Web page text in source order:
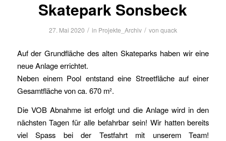
Skatepark Sonsbeck
27. Mai 2020 / in Projekte_Archiv / von quack
Auf der Grundfläche des alten Skateparks haben wir eine
neue Anlage errichtet.
Neben einem Pool entstand eine Streetfläche auf einer
Gesamtfläche von ca. 670 m².
Die VOB Abnahme ist erfolgt und die Anlage wird in den
nächsten Tagen für alle befahrbar sein! Wir hatten bereits
viel Spass bei der Testfahrt mit unserem Team!